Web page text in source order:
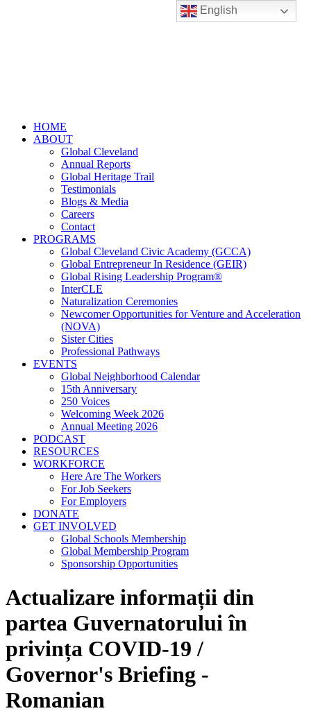
HOME
ABOUT
Global Cleveland
Annual Reports
Global Heritage Trail
Testimonials
Blogs & Media
Careers
Contact
PROGRAMS
Global Cleveland Civic Academy (GCCA)
Global Entrepreneur In Residence (GEIR)
Global Rising Leadership Program®
InterCLE
Naturalization Ceremonies
Newcomer Opportunities for Venture and Acceleration
(NOVA)
Sister Cities
Professional Pathways
EVENTS
Global Neighborhood Calendar
15th Anniversary
250 Voices
Welcoming Week 2026
Annual Meeting 2026
PODCAST
RESOURCES
WORKFORCE
Here Are The Workers
For Job Seekers
For Employers
DONATE
GET INVOLVED
Global Schools Membership
Global Membership Program
Sponsorship Opportunities
Actualizare informații din
partea Guvernatorului în
privința COVID-19 /
Governor's Briefing -
Romanian
English